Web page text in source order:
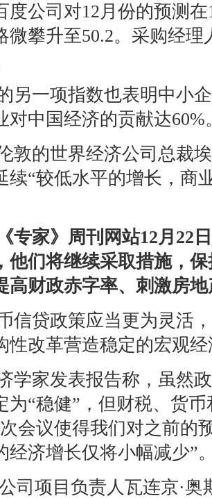
度公司对12月份的预测
微攀升至50.2。采购经理
另一项指数也表明中小
对中国经济的贡献达60%
敦的世界经济公司总裁
续“较低水平的增长，商
专家》周刊网站12月22
他们将继续采取措施，
高财政赤字率、刺激房
信贷政策应当更为灵活
性改革营造稳定的宏观
学家发表报告称，虽然
为“稳健”，但财税、货
会议使得我们对之前的
经济增长仅将小幅减少”
司项目负责人瓦连京·